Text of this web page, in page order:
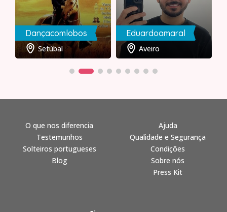
Dançacomlobos
Setúbal
Eduardoamaral
Aveiro
O que nos diferencia
Testemunhos
Solteiros portugueses
Blog
Ajuda
Qualidade e Segurança
Condições
Sobre nós
Press Kit